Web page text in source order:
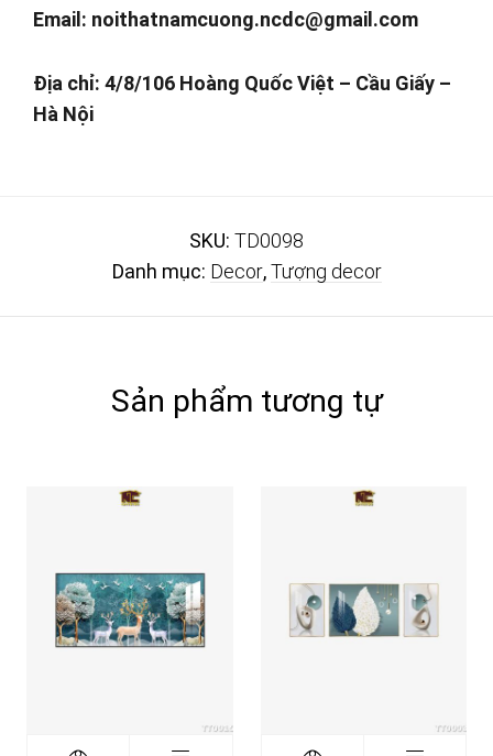
Email: noithatnamcuong.ncdc@gmail.com
Địa chỉ: 4/8/106 Hoàng Quốc Việt – Cầu Giấy –
Hà Nội
SKU: TD0098
Danh mục: Decor,Tượng decor
Sản phẩm tương tự